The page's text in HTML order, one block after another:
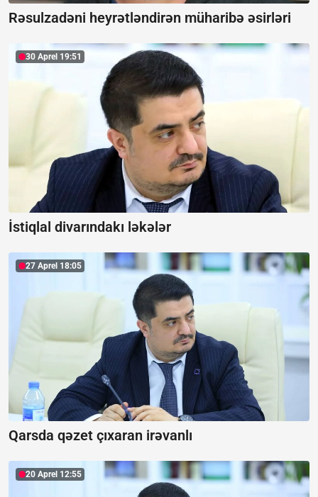
Rəsulzadəni heyrətləndirən müharibə əsirləri
30 Aprel 19:51
İstiqlal divarındakı ləkələr
27 Aprel 18:05
Qarsda qəzet çıxaran irəvanlı
20 Aprel 12:55